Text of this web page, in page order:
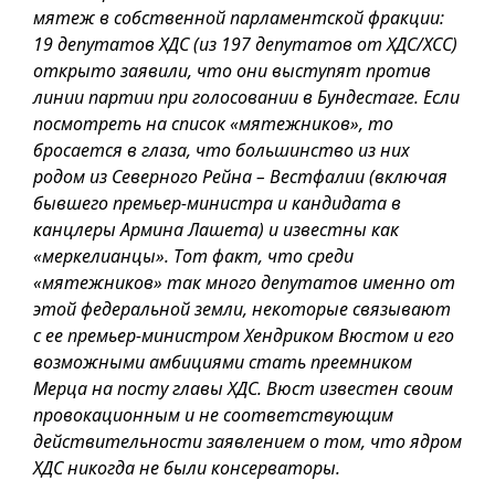
мятеж в собственной парламентской фракции:
19 депутатов ХДС (из 197 депутатов от ХДС/ХСС)
открыто заявили, что они выступят против
линии партии при голосовании в Бундестаге. Если
посмотреть на список «мятежников», то
бросается в глаза, что большинство из них
родом из Северного Рейна – Вестфалии (включая
бывшего премьер-министра и кандидата в
канцлеры Армина Лашета) и известны как
«меркелианцы». Тот факт, что среди
«мятежников» так много депутатов именно от
этой федеральной земли, некоторые связывают
с ее премьер-министром Хендриком Вюстом и его
возможными амбициями стать преемником
Мерца на посту главы ХДС. Вюст известен своим
провокационным и не соответствующим
действительности заявлением о том, что ядром
ХДС никогда не были консерваторы.